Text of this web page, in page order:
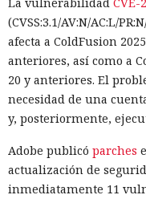
(CVSS:3.1/AV:N/AC:L/
afecta a ColdFusion
anteriores, así como a
20 y anteriores. El
necesidad de una
y, posteriormente,
Adobe publicó parches
actualización de
inmediatamente 11